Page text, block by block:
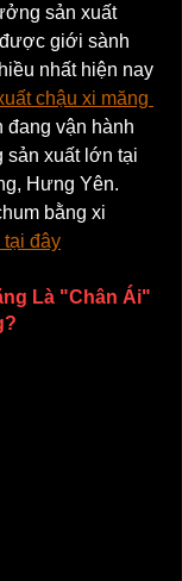
sản xuất
giới sành
nhất hiện nay
chậu xi măng
đang vận hành
sản xuất lớn tại
Hưng Yên.
bằng xi
tại đây
Là "Chân Ái"